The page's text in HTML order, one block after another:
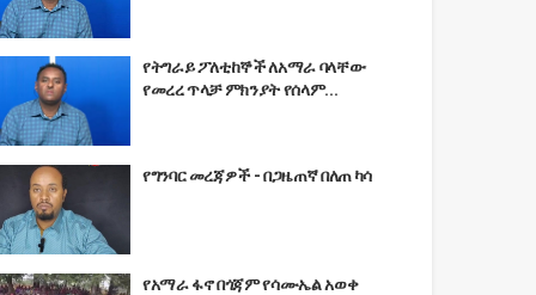
የትግራይ ፖለቲከኞች ለአማራ ባላቸው
የመረረ ጥላቻ ምክንያት የሰላም...
የግንባር መረጃዎች - በጋዜጠኛ በለጠ ካሳ
የአማራ ፋኖ በጎጃም የሳሙኤል አወቀ